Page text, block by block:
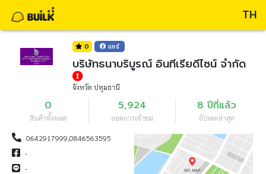
TH
0 แชร์
บริษัทธนาบริบูรณ์ อินทีเรียดีไซน์ จำกัด
จังหวัด ปทุมธานี
0
สินค้าทั้งหมด
5,924
ยอดการเข้าชม
8 ปีที่แล้ว
อัปเดตล่าสุด
0642917999,0846563595
-
-